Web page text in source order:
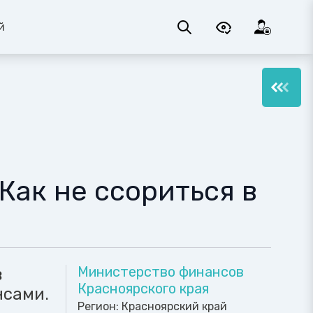
не ссориться в
Министерство финансов
Красноярского края
Регион: Красноярский край